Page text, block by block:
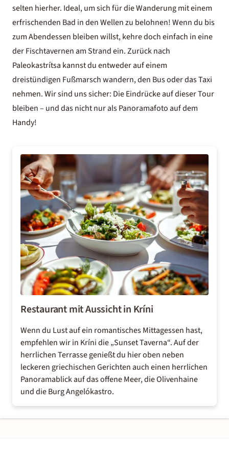
selten hierher. Ideal, um sich für die Wanderung mit einem
erfrischenden Bad in den Wellen zu belohnen! Wenn du bis
zum Abendessen bleiben willst, kehre doch einfach in eine
der Fischtavernen am Strand ein. Zurück nach
Paleokastrítsa kannst du entweder auf einem
dreistündigen Fußmarsch wandern, den Bus oder das Taxi
nehmen. Wir sind uns sicher: Die Eindrücke auf dieser Tour
bleiben – und das nicht nur als Panoramafoto auf dem
Handy!
Restaurant mit Aussicht in Kríni
Wenn du Lust auf ein romantisches Mittagessen hast,
empfehlen wir in Kríni die „Sunset Taverna“. Auf der
herrlichen Terrasse genießt du hier oben neben
leckeren griechischen Gerichten auch einen herrlichen
Panoramablick auf das offene Meer, die Olivenhaine
und die Burg Angelókastro.